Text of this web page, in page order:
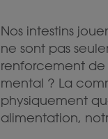
Nos intestins
ne sont pas
renforcement
mental ? La
physiquement
alimentation,